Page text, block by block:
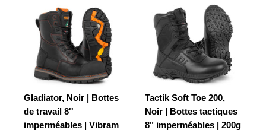
Gladiator, Noir | Bottes
de travail 8''
imperméables | Vibram
Tactik Soft Toe 200,
Noir | Bottes tactiques
8" imperméables | 200g